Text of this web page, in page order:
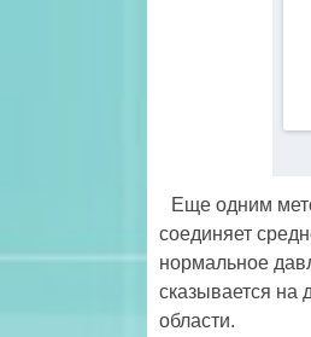
Еще одним
соединяет
нормальное
сказывается на
области.